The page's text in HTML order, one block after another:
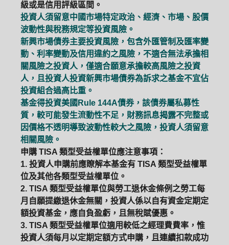
級或是信用評級區間。
投資人須留意中國市場特定政治、經濟、市場、股價
波動性與稅務規定等投資風險。
新興市場債券主要投資風險，包含外匯管制及匯率變
動、利率變動及信用違約之風險，不適合無法承擔相
關風險之投資人，僅適合願意承擔較高風險之投資
人，且投資人投資新興市場債券為訴求之基金不宜佔
投資組合過高比重。
基金得投資美國Rule 144A債券，該債券屬私募性
質，較可能發生流動性不足，財務訊息揭露不完整或
因價格不透明導致波動性較大之風險，投資人須留意
相關風險。
申購 TISA 類型受益權單位應注意事項：
1. 投資人申購前應瞭解本基金有 TISA 類型受益權單
位及其他各類型受益權單位。
2. TISA 類型受益權單位與勞工退休金條例之勞工每
月自願提繳退休金無關，投資人係以自有資金定期定
額投資基金，應自負盈虧，且無稅賦優惠。
3. TISA 類型受益權單位適用較低之經理費費率，惟
投資人須每月以定期定額方式申購，且連續扣款成功